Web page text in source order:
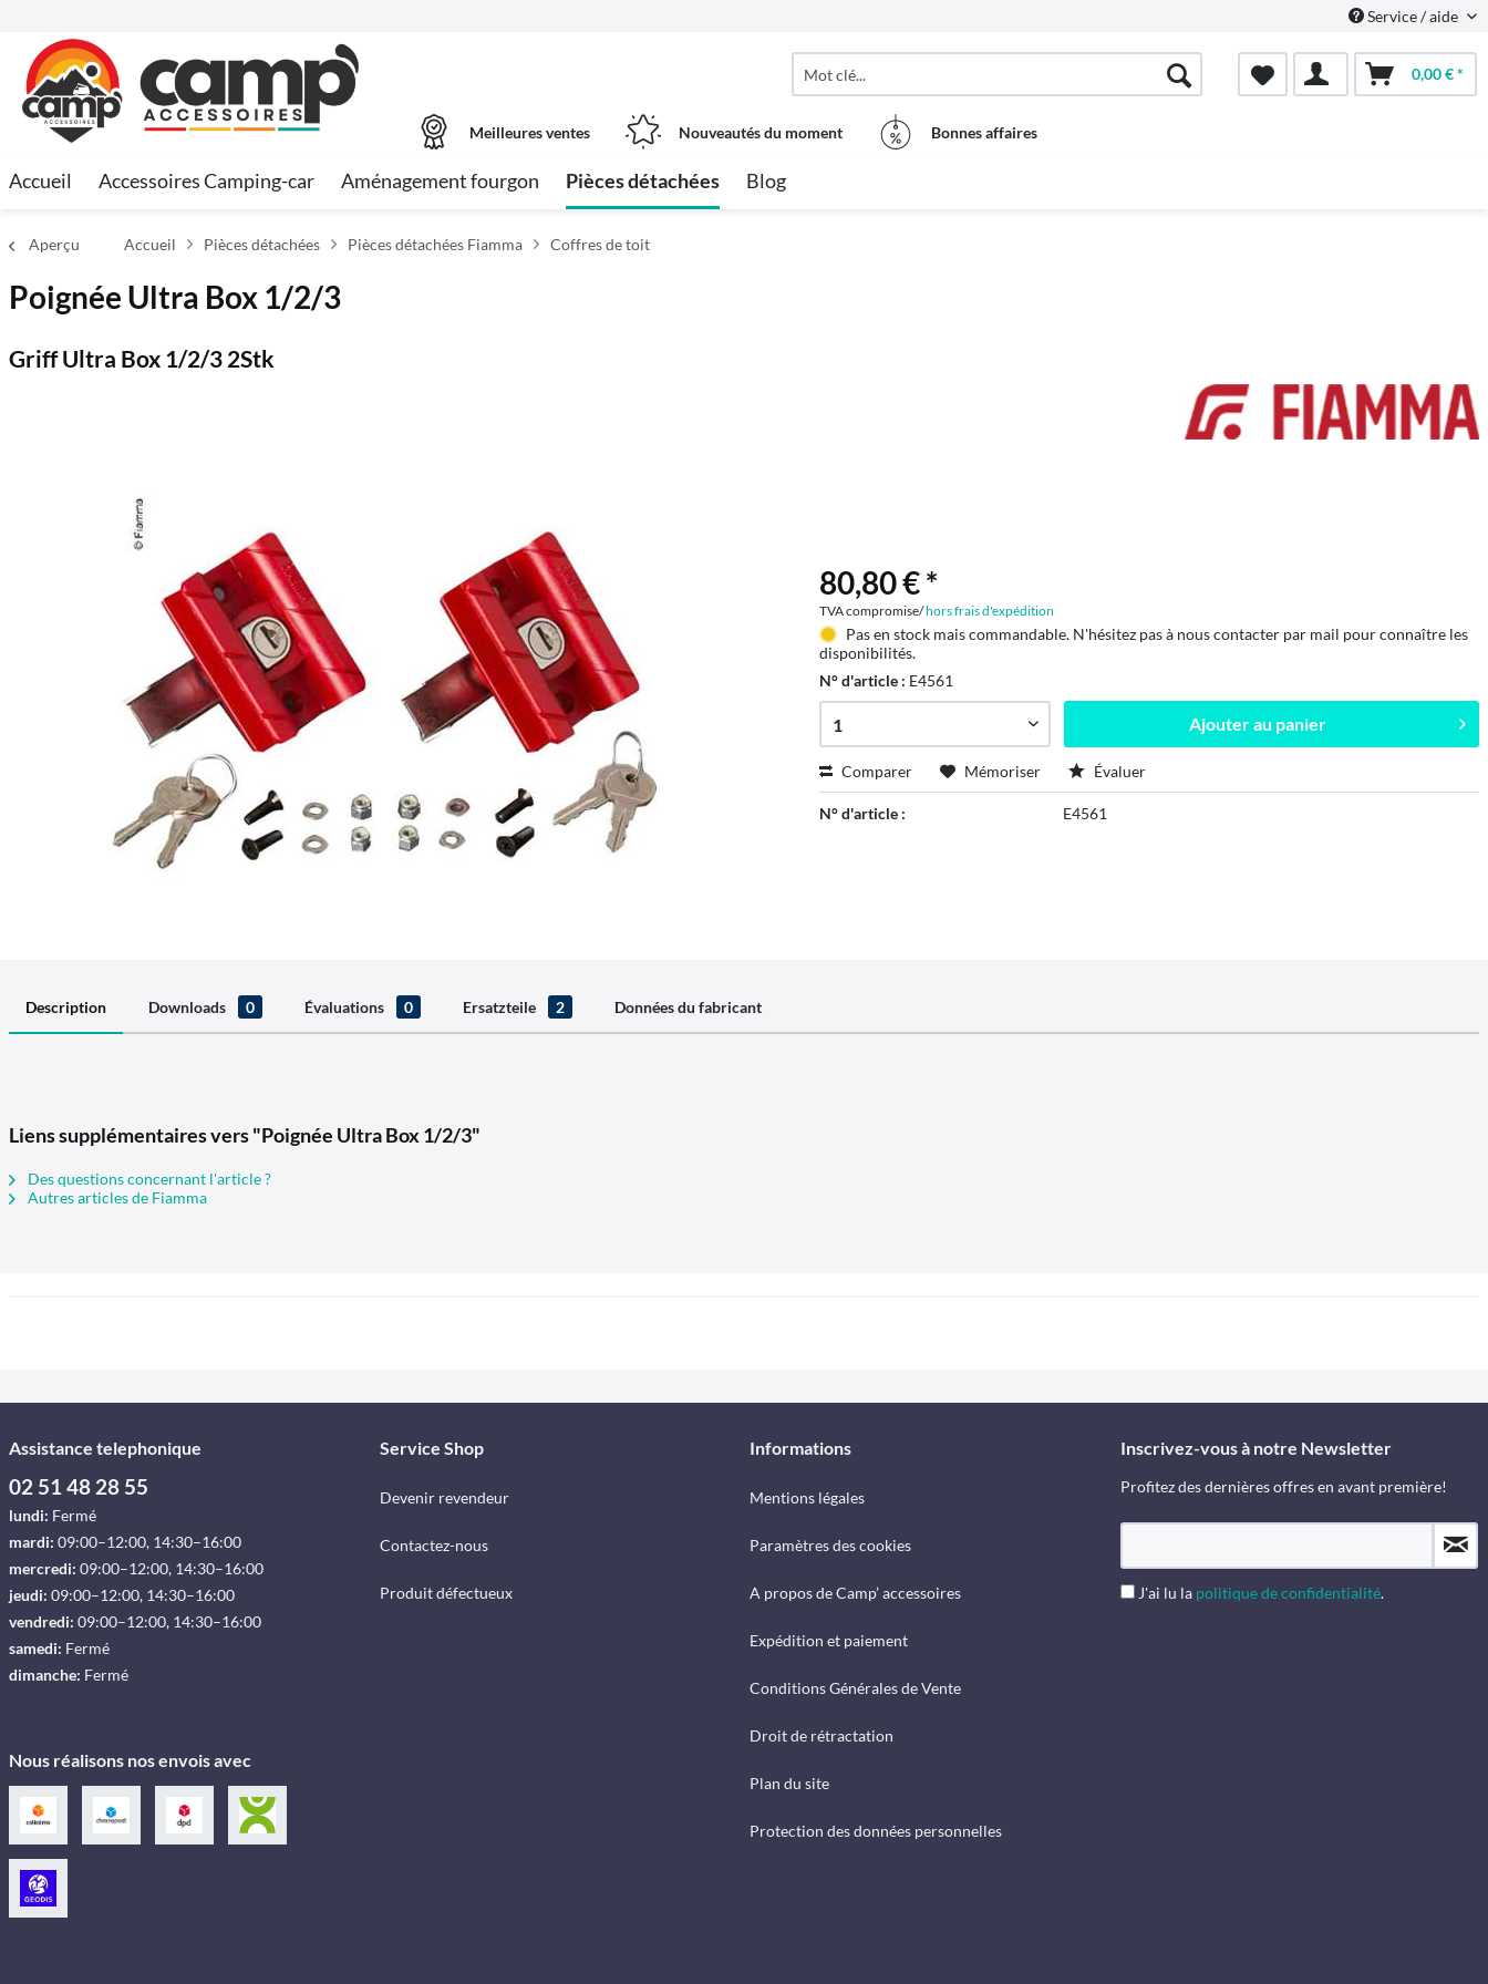
Service / aide
0,00 € *
Meilleures ventes Nouveautés du moment Bonnes affaires
Accueil Accessoires Camping-car Aménagement fourgon Pièces détachées Blog
Aperçu Accueil Pièces détachées Pièces détachées Fiamma Coffres de toit
Poignée Ultra Box 1/2/3
Griff Ultra Box 1/2/3 2Stk
80,80 € *
TVA compromise/hors frais d'expédition
Pas en stock mais commandable. N'hésitez pas à nous contacter par mail pour connaître les
disponibilités.
N° d'article : E4561
Ajouter au panier
Comparer Mémoriser Évaluer
N° d'article : E4561
Description Downloads 0 Évaluations 0 Ersatzteile 2 Données du fabricant
Liens supplémentaires vers "Poignée Ultra Box 1/2/3"
Des questions concernant l'article ?
Autres articles de Fiamma
Assistance telephonique
02 51 48 28 55
lundi: Fermé
mardi: 09:00–12:00, 14:30–16:00
mercredi: 09:00–12:00, 14:30–16:00
jeudi: 09:00–12:00, 14:30–16:00
vendredi: 09:00–12:00, 14:30–16:00
samedi: Fermé
dimanche: Fermé
Nous réalisons nos envois avec
Service Shop
Devenir revendeur
Contactez-nous
Produit défectueux
Informations
Mentions légales
Paramètres des cookies
A propos de Camp’ accessoires
Expédition et paiement
Conditions Générales de Vente
Droit de rétractation
Plan du site
Protection des données personnelles
Inscrivez-vous à notre Newsletter
Profitez des dernières offres en avant première!
J'ai lu la politique de confidentialité.